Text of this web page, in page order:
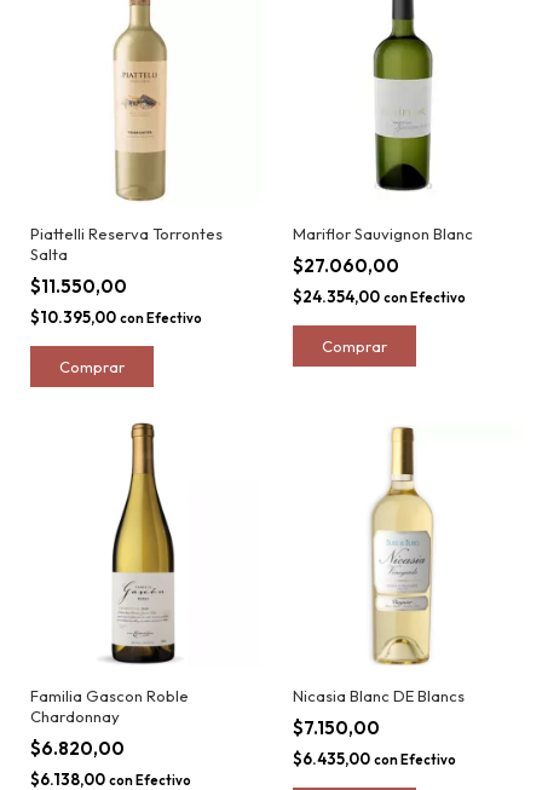
Piattelli Reserva Torrontes
Salta
$11.550,00
$10.395,00 con Efectivo
Mariflor Sauvignon Blanc
$27.060,00
$24.354,00 con Efectivo
Familia Gascon Roble
Chardonnay
$6.820,00
$6.138,00 conEfectivo
Nicasia Blanc DE Blancs
$7.150,00
$6.435,00 conEfectivo